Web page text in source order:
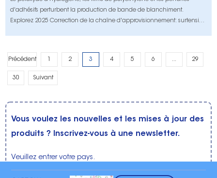
d'adhésifs perturbent la production de bande de blanchiment.
Explorez 2025 Correction de la chaîne d'approvisionnement: surtension
Précédent 2 3 4 5 6 ... 29
30 Suivant
Vous voulez les nouvelles et les mises à jour des
produits ? Inscrivez-vous à une newsletter.